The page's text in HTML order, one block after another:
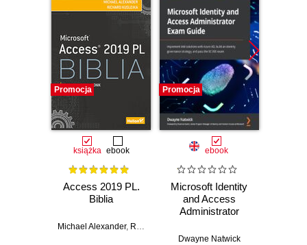
Promocja
książka ebook
Access 2019 PL.
Biblia
Michael Alexander, Richard Kusleika
Promocja
ebook
Microsoft Identity
and Access
Administrator
Implement IAM
Dwayne Natwick